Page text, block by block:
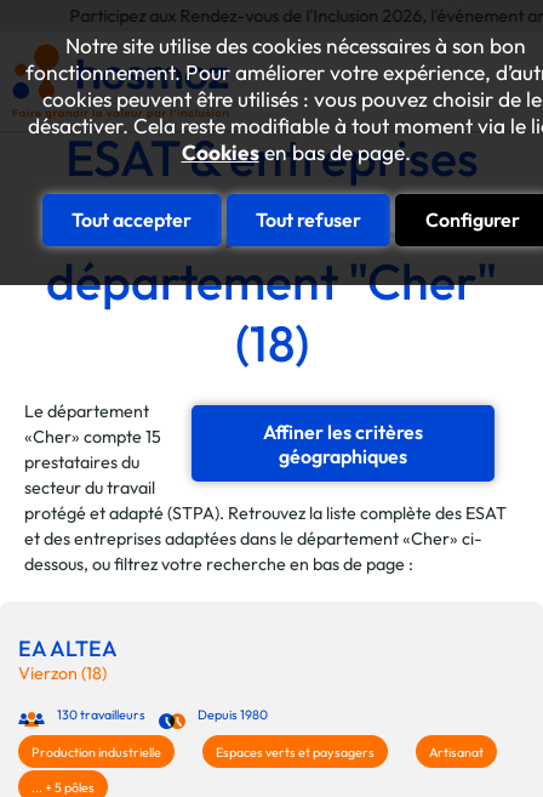
Notre site utilise des cookies nécessaires à son bon
fonctionnement. Pour améliorer votre expérience,
cookies peuvent être utilisés : vous pouvez choisir de
désactiver. Cela reste modifiable à tout moment via le
Cookiesen bas de page.
Tout accepter Tout refuser Configurer
Participez aux Rendez-vous de l'Inclusion 2026, l'événement
ESAT & entreprises
adaptées du
département "Cher"
(18)
Affiner les critères
géographiques
Le département
«Cher» compte 15
prestataires du
secteur du travail
protégé et adapté (STPA). Retrouvez la liste complète des ESAT
et des entreprises adaptées dans le département «Cher» ci-
dessous, ou filtrez votre recherche en bas de page :
EA ALTEA
Vierzon (18)
130 travailleurs Depuis 1980
Production industrielle Espaces verts et paysagers Artisanat
... + 5 pôles